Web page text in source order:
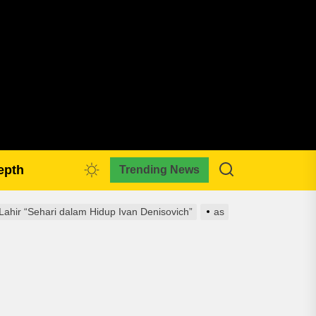
Trending News
“Sehari dalam Hidup Ivan Denisovich” as